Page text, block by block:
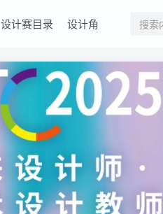
设计赛目录 设计角